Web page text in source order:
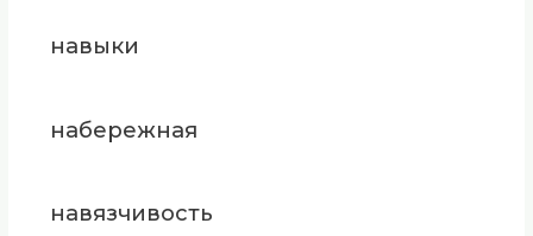
навыки
набережная
навязчивость